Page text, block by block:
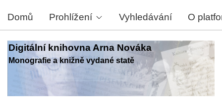
Domů Prohlížení Vyhledávání O
Digitální knihovna Arna Nováka
Monografie a knižně vydané statě